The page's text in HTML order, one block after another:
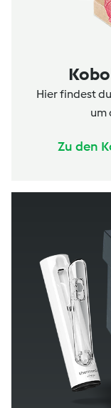
Hier findest
um
Zu den